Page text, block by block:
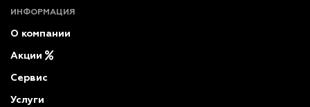
ИНФОРМАЦИЯ
О компании
Акции
Сервис
Услуги